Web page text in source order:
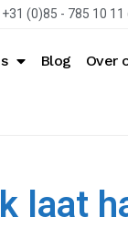
+31 (0)85 - 785 10
Blog Over
laat